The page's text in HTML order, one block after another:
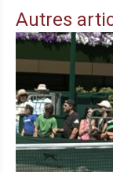
Autres